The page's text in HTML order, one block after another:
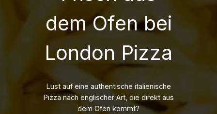
dem Ofen bei
London Pizza
Lust auf eine authentische italienische
Pizza nach englischer Art, die direkt aus
dem Ofen kommt?